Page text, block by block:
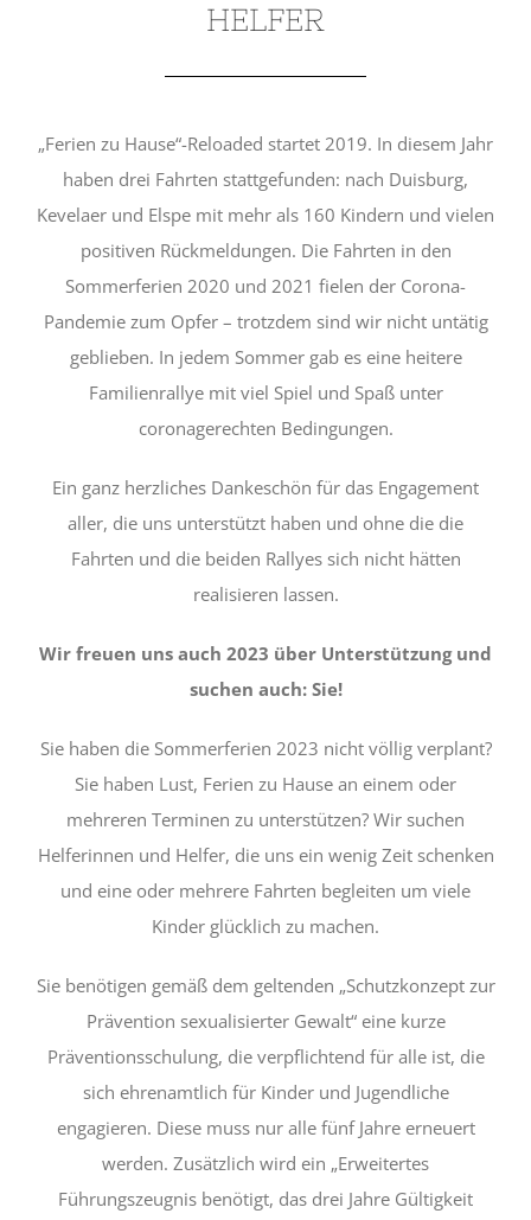
HELFER
„Ferien zu Hause“-Reloaded startet 2019. In diesem Jahr
haben drei Fahrten stattgefunden: nach Duisburg,
Kevelaer und Elspe mit mehr als 160 Kindern und vielen
positiven Rückmeldungen. Die Fahrten in den
Sommerferien 2020 und 2021 fielen der Corona-
Pandemie zum Opfer – trotzdem sind wir nicht untätig
geblieben. In jedem Sommer gab es eine heitere
Familienrallye mit viel Spiel und Spaß unter
coronagerechten Bedingungen.
Ein ganz herzliches Dankeschön für das Engagement
aller, die uns unterstützt haben und ohne die die
Fahrten und die beiden Rallyes sich nicht hätten
realisieren lassen.
Wir freuen uns auch 2023 über Unterstützung und
suchen auch: Sie!
Sie haben dieSommerferien 2023 nicht völlig verplant?
Sie haben Lust, Ferien zu Hause an einem oder
mehreren Terminen zu unterstützen? Wir suchen
Helferinnen und Helfer, die uns ein wenig Zeit schenken
und eine oder mehrere Fahrten begleiten um viele
Kinder glücklich zu machen.
Sie benötigen gemäß dem geltenden „Schutzkonzeptzur
Prävention sexualisierter Gewalt“ eine kurze
Präventionsschulung, die verpflichtend für alle ist, die
sich ehrenamtlich für Kinder und Jugendliche
engagieren. Diese muss nur alle fünf Jahre erneuert
werden. Zusätzlich wird ein „Erweitertes
Führungszeugnis benötigt, das drei Jahre Gültigkeit